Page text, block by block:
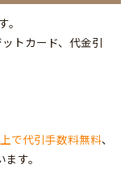
トカード、代金引
で代引手数料無料、
す。